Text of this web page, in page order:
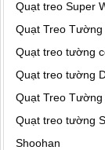
Quạt treo Super
Quạt Treo Tường
Quạt treo tường
Quạt treo tường
Quạt Treo Tường
Quạt treo tường
Shoohan